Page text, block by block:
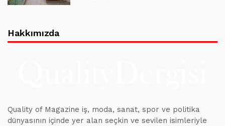
Hakkımızda
Quality of Magazine iş, moda, sanat, spor ve politika
dünyasının içinde yer alan seçkin ve sevilen isimleriyle